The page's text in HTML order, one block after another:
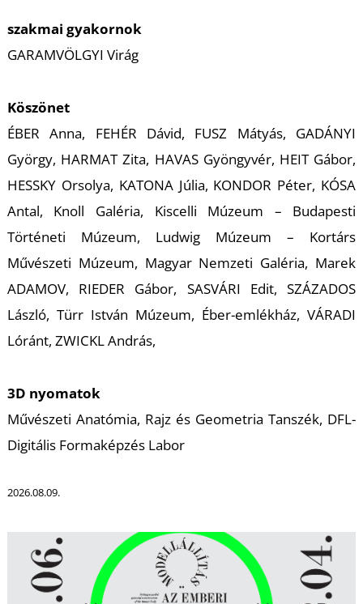
szakmai gyakornok
GARAMVÖLGYI Virág
Köszönet
ÉBER Anna, FEHÉR Dávid, FUSZ Mátyás, GADÁNYI
György, HARMAT Zita, HAVAS Gyöngyvér, HEIT Gábor,
HESSKY Orsolya, KATONA Júlia, KONDOR Péter, KÓSA
Antal, Knoll Galéria, Kiscelli Múzeum – Budapesti
Történeti Múzeum, Ludwig Múzeum – Kortárs
Művészeti Múzeum, Magyar Nemzeti Galéria, Marek
ADAMOV, RIEDER Gábor, SASVÁRI Edit, SZÁZADOS
László, Türr István Múzeum, Éber-emlékház, VÁRADI
Lóránt, ZWICKL András,
3D nyomatok
Művészeti Anatómia, Rajz és Geometria Tanszék, DFL-
Digitális Formaképzés Labor
2026.08.09.